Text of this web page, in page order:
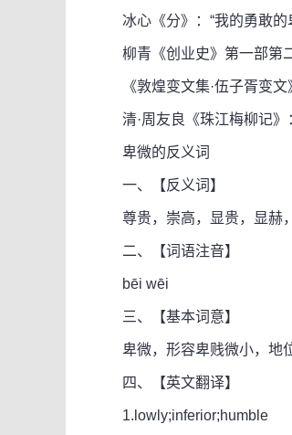
冰心《分》：“我的勇敢的
柳青《创业史》第一部第二
《敦煌变文集·伍子胥变文
清·周友良《珠江梅柳记》
卑微的反义词
一、【反义词】
尊贵，崇高，显贵，显赫
二、【词语注音】
bēi wēi
三、【基本词意】
卑微，形容卑贱微小，地位
四、【英文翻译】
1.lowly;inferior;humble